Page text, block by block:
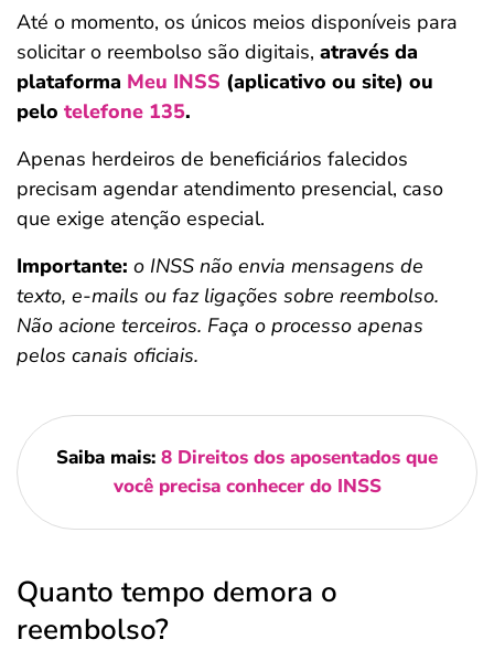
Até o momento, os únicos meios disponíveis para
solicitar o reembolso são digitais, através da
plataforma Meu INSS (aplicativo ou site) ou
pelo telefone 135.
Apenas herdeiros de beneficiários falecidos
precisam agendar atendimento presencial, caso
que exige atenção especial.
Importante: o INSS não envia mensagens de
texto, e-mails ou faz ligações sobre reembolso.
Não acione terceiros. Faça o processo apenas
pelos canais oficiais.
Saiba mais: 8 Direitos dos aposentados que
você precisa conhecer do INSS
Quanto tempo demora o
reembolso?